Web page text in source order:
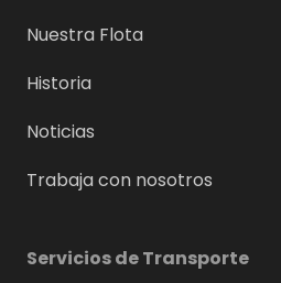
Nuestra Flota
Historia
Noticias
Trabaja con nosotros
Servicios de Transporte